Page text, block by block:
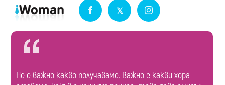
Не е важно какво получаваме. Важно е какви хора